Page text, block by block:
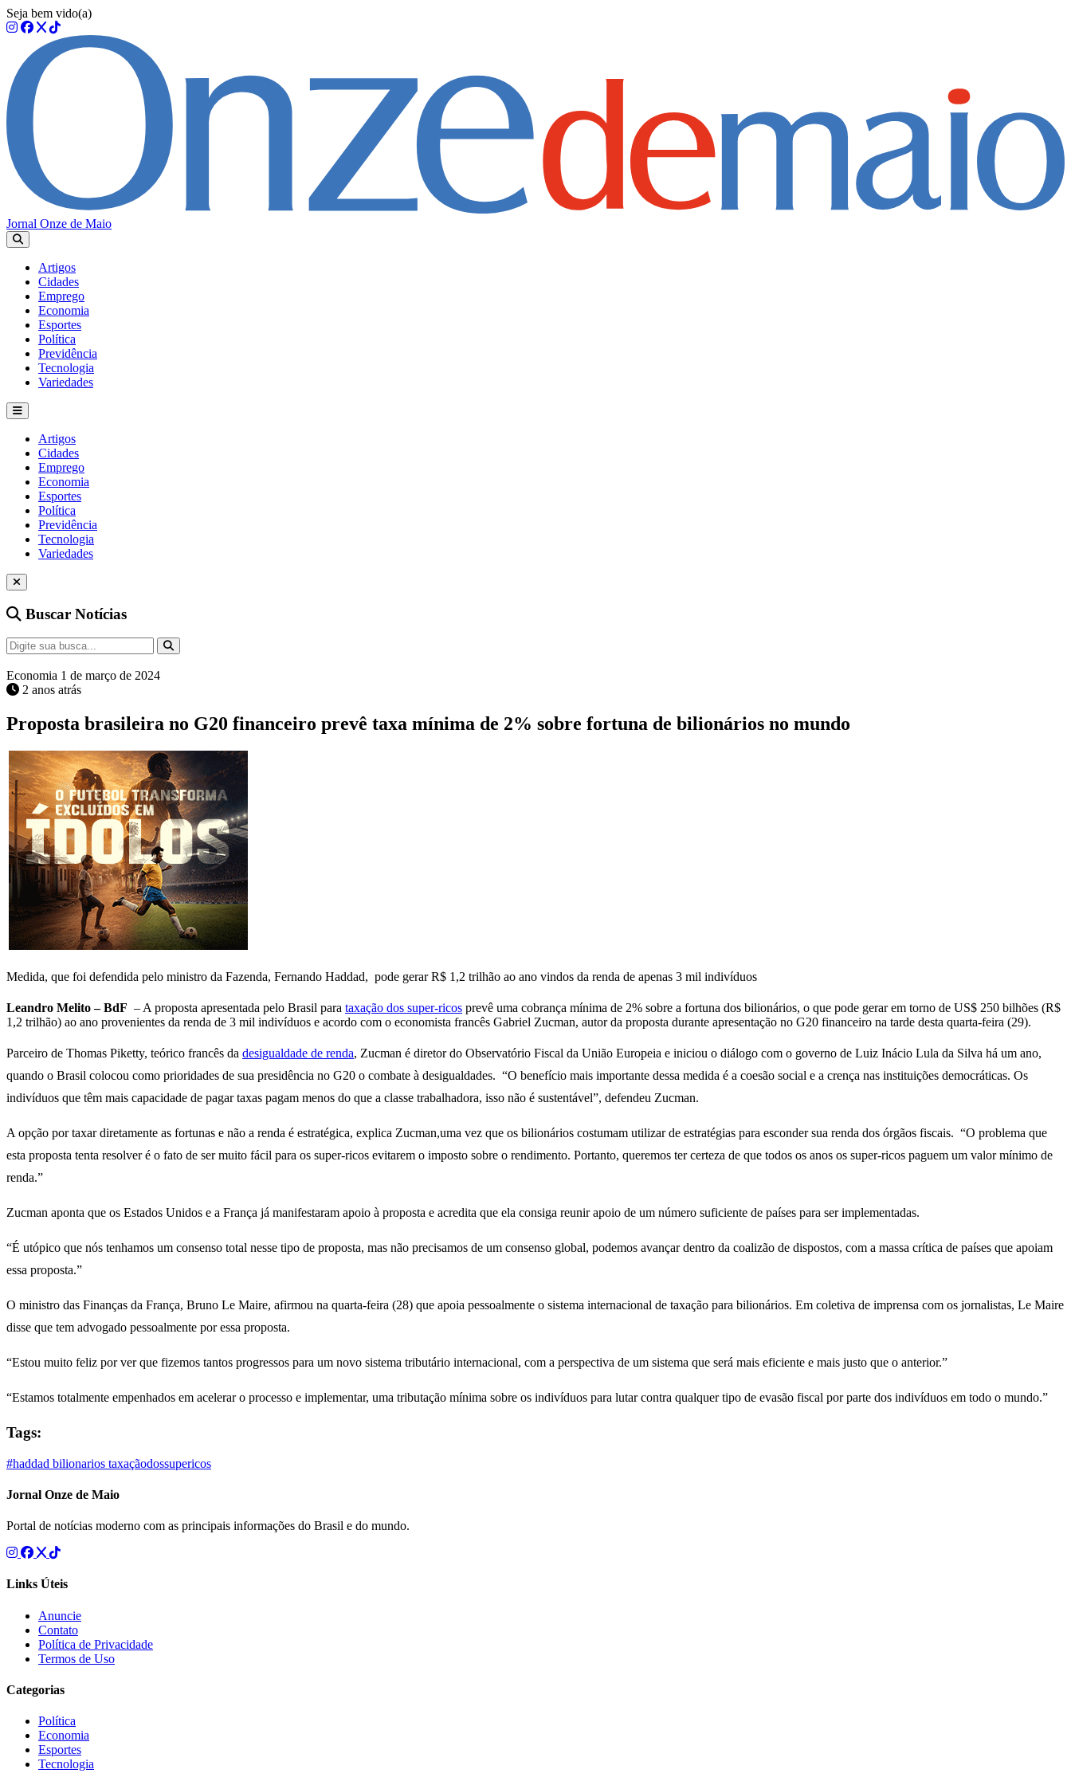
Seja bem vido(a)
Jornal Onze de Maio
Artigos
Cidades
Emprego
Economia
Esportes
Política
Previdência
Tecnologia
Variedades
Artigos
Cidades
Emprego
Economia
Esportes
Política
Previdência
Tecnologia
Variedades
Buscar Notícias
Economia 1 de março de 2024
2 anos atrás
Proposta brasileira no G20 financeiro prevê taxa mínima de 2% sobre fortuna de bilionários no mundo
Medida, que foi defendida pelo ministro da Fazenda, Fernando Haddad, pode gerar R$ 1,2 trilhão ao ano vindos da renda de apenas 3 mil indivíduos
Leandro Melito – BdF – A proposta apresentada pelo Brasil para taxação dos super-ricos prevê uma cobrança mínima de 2% sobre a fortuna dos bilionários, o que pode gerar em torno de US$ 250 bilhões (R$
1,2 trilhão) ao ano provenientes da renda de 3 mil indivíduos e acordo com o economista francês Gabriel Zucman, autor da proposta durante apresentação no G20 financeiro na tarde desta quarta-feira (29).
Parceiro de Thomas Piketty, teórico francês da desigualdade de renda, Zucman é diretor do Observatório Fiscal da União Europeia e iniciou o diálogo com o governo de Luiz Inácio Lula da Silva há um ano,
quando o Brasil colocou como prioridades de sua presidência no G20 o combate à desigualdades. “O benefício mais importante dessa medida é a coesão social e a crença nas instituições democráticas. Os
indivíduos que têm mais capacidade de pagar taxas pagam menos do que a classe trabalhadora, isso não é sustentável”, defendeu Zucman.
A opção por taxar diretamente as fortunas e não a renda é estratégica, explica Zucman,uma vez que os bilionários costumam utilizar de estratégias para esconder sua renda dos órgãos fiscais. “O problema que
esta proposta tenta resolver é o fato de ser muito fácil para os super-ricos evitarem o imposto sobre o rendimento. Portanto, queremos ter certeza de que todos os anos os super-ricos paguem um valor mínimo de
renda.”
Zucman aponta que os Estados Unidos e a França já manifestaram apoio à proposta e acredita que ela consiga reunir apoio de um número suficiente de países para ser implementadas.
“É utópico que nós tenhamos um consenso total nesse tipo de proposta, mas não precisamos de um consenso global, podemos avançar dentro da coalizão de dispostos, com a massa crítica de países que apoiam
essa proposta.”
O ministro das Finanças da França, Bruno Le Maire, afirmou na quarta-feira (28) que apoia pessoalmente o sistema internacional de taxação para bilionários. Em coletiva de imprensa com os jornalistas, Le Maire
disse que tem advogado pessoalmente por essa proposta.
“Estou muito feliz por ver que fizemos tantos progressos para um novo sistema tributário internacional, com a perspectiva de um sistema que será mais eficiente e mais justo que o anterior.”
“Estamos totalmente empenhados em acelerar o processo e implementar, uma tributação mínima sobre os indivíduos para lutar contra qualquer tipo de evasão fiscal por parte dos indivíduos em todo o mundo.”
Tags:
#haddad bilionarios taxaçãodossupericos
Jornal Onze de Maio
Portal de notícias moderno com as principais informações do Brasil e do mundo.
Links Úteis
Anuncie
Contato
Política de Privacidade
Termos de Uso
Categorias
Política
Economia
Esportes
Tecnologia